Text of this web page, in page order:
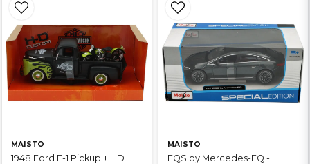
MAISTO
1948 Ford F-1 Pickup + HD
MAISTO
EQS by Mercedes-EQ -